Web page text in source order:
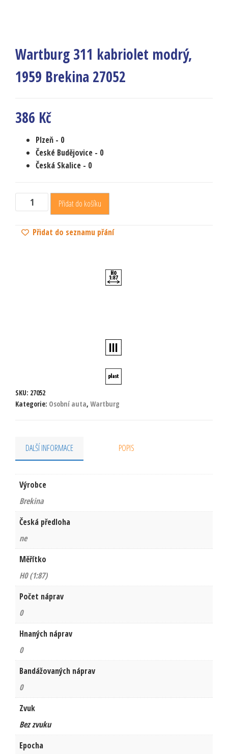
Wartburg 311 kabriolet modrý,
1959 Brekina 27052
386 Kč
Plzeň - 0
České Budějovice - 0
Česká Skalice - 0
Přidat do košíku
Přidat do seznamu přání
SKU: 27052
Kategorie: Osobní auta, Wartburg
DALŠÍ INFORMACE POPIS
Výrobce
Brekina
Česká předloha
ne
Měřítko
H0 (1:87)
Počet náprav
0
Hnaných náprav
0
Bandážovaných náprav
0
Zvuk
Bez zvuku
Epocha